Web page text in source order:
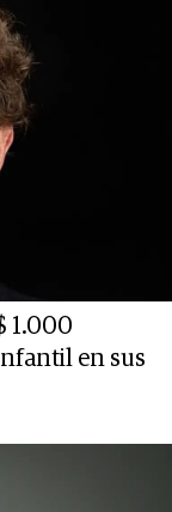
1.000
en sus